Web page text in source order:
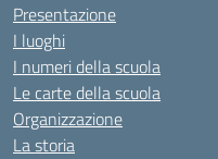
Presentazione
I luoghi
I numeri della scuola
Le carte della scuola
Organizzazione
La storia